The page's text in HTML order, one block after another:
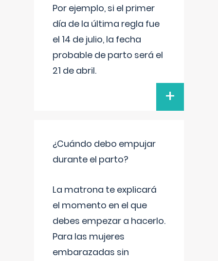
Por ejemplo, si el primer
día de la última regla fue
el 14 de julio, la fecha
probable de parto será el
21 de abril.
+
¿Cuándo debo empujar
durante el parto?
La matrona te explicará
el momento en el que
debes empezar a hacerlo.
Para las mujeres
embarazadas sin